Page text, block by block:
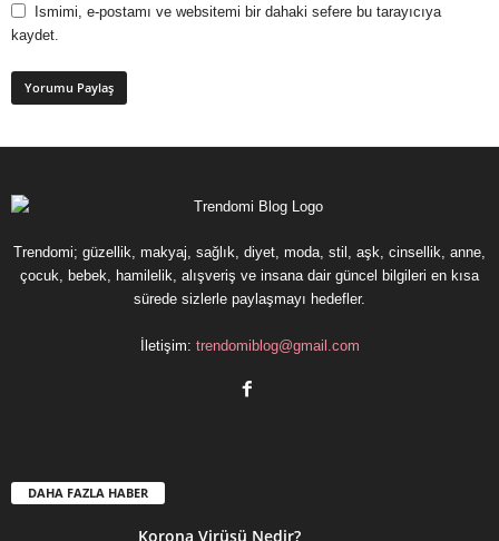
Ismimi, e-postamı ve websitemi bir dahaki sefere bu tarayıcıya
kaydet.
Trendomi; güzellik, makyaj, sağlık, diyet, moda, stil, aşk, cinsellik, anne,
çocuk, bebek, hamilelik, alışveriş ve insana dair güncel bilgileri en kısa
sürede sizlerle paylaşmayı hedefler.
İletişim: trendomiblog@gmail.com
DAHA FAZLA HABER
Korona Virüsü Nedir?